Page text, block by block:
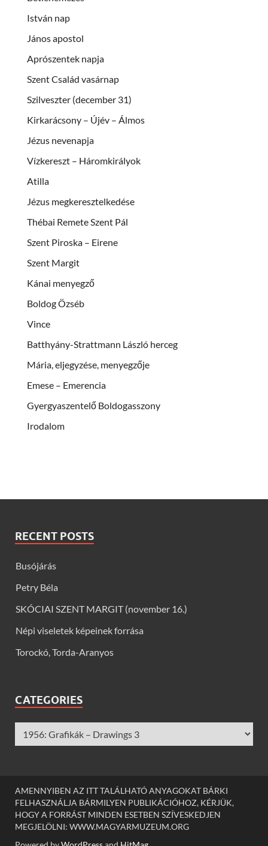
István nap
János apostol
Aprószentek napja
Szent Család vasárnap
Szilveszter (december 31)
Kirkarácsony – Újév – Álmos
Jézus nevenapja
Vízkereszt – Háromkirályok
Atilla
Jézus megkeresztelkedése
Thébai Remete Szent Pál
Szent Piroska – Eirene
Szent Margit
Kánai menyegző
Boldog Özséb
Vince
Batthyány-Strattmann László herceg
Mária, eljegyzése, menyegzője
Emese – Emerencia
Gyergyaszentelő Boldogasszony
Irodalom
RECENT POSTS
Busójárás
Petry Béla
SKÓCIAI SZENT MARGIT (november 16.)
Népi viseletek képeinek forrása
Torockó, Torda-Aranyos
CATEGORIES
AMENNYIBEN AZ ITT TALÁLHATÓ ANYAGOKAT BÁRKI
FELHASZNÁLJA BÁRMILYEN PUBLIKÁCIÓHOZ, KÉRJÜK,
HOGY A FORRÁST MINDEN ESETBEN SZÍVESKEDJEN
MEGJELÖLNI: WWW.MAGYARMUZEUM.ORG